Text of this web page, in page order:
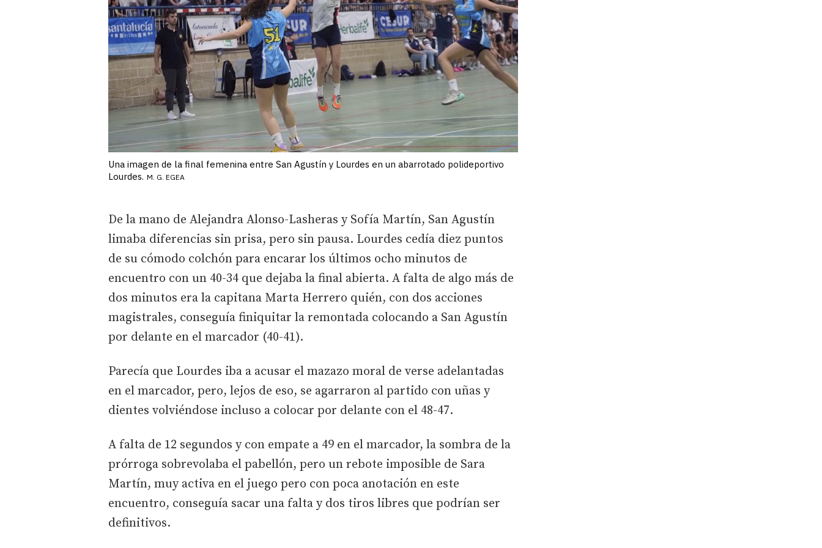
Una imagen de la final femenina entre San Agustín y Lourdes en un abarrotado polideportivo
Lourdes. M. G. EGEA
De la mano de Alejandra Alonso-Lasheras y Sofía Martín, San Agustín
limaba diferencias sin prisa, pero sin pausa. Lourdes cedía diez puntos
de su cómodo colchón para encarar los últimos ocho minutos de
encuentro con un 40-34 que dejaba la final abierta. A falta de algo más de
dos minutos era la capitana Marta Herrero quién, con dos acciones
magistrales, conseguía finiquitar la remontada colocando a San Agustín
por delante en el marcador (40-41).
Parecía que Lourdes iba a acusar el mazazo moral de verse adelantadas
en el marcador, pero, lejos de eso, se agarraron al partido con uñas y
dientes volviéndose incluso a colocar por delante con el 48-47.
A falta de 12 segundos y con empate a 49 en el marcador, la sombra de la
prórroga sobrevolaba el pabellón, pero un rebote imposible de Sara
Martín, muy activa en el juego pero con poca anotación en este
encuentro, conseguía sacar una falta y dos tiros libres que podrían ser
definitivos.